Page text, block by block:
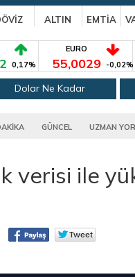
ALTIN EMTİA
0,17%
EURO
55,0029 -0,02%
Dolar Ne Kadar
GÜNCEL UZMAN
verisi ile